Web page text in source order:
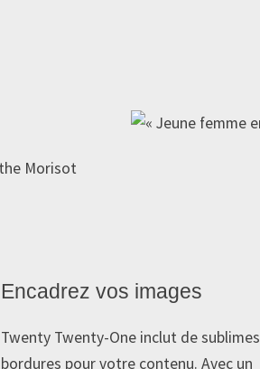
Encadrez vos images
Twenty Twenty-One inclut de sublimes
bordures pour votre contenu. Avec un